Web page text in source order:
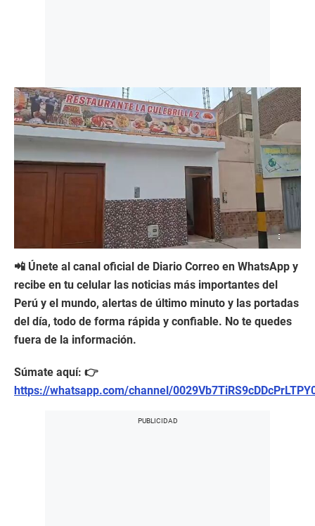
📲 Únete al canal oficial de Diario Correo en WhatsApp y
recibe en tu celular las noticias más importantes del
Perú y el mundo, alertas de último minuto y las portadas
del día, todo de forma rápida y confiable. No te quedes
fuera de la información.
Súmate aquí: 👉
https://whatsapp.com/channel/